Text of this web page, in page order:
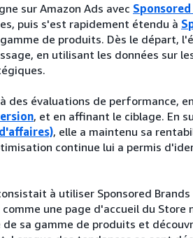
sur Amazon Ads avec
puis s'est rapidement étendu à
de produits. Dès le départ,
en utilisant les données sur
des évaluations de performance,
, et en affinant le ciblage. En
, elle a maintenu sa
continue lui a permis
à utiliser Sponsored Brands
une page d'accueil du Store
sa gamme de produits et